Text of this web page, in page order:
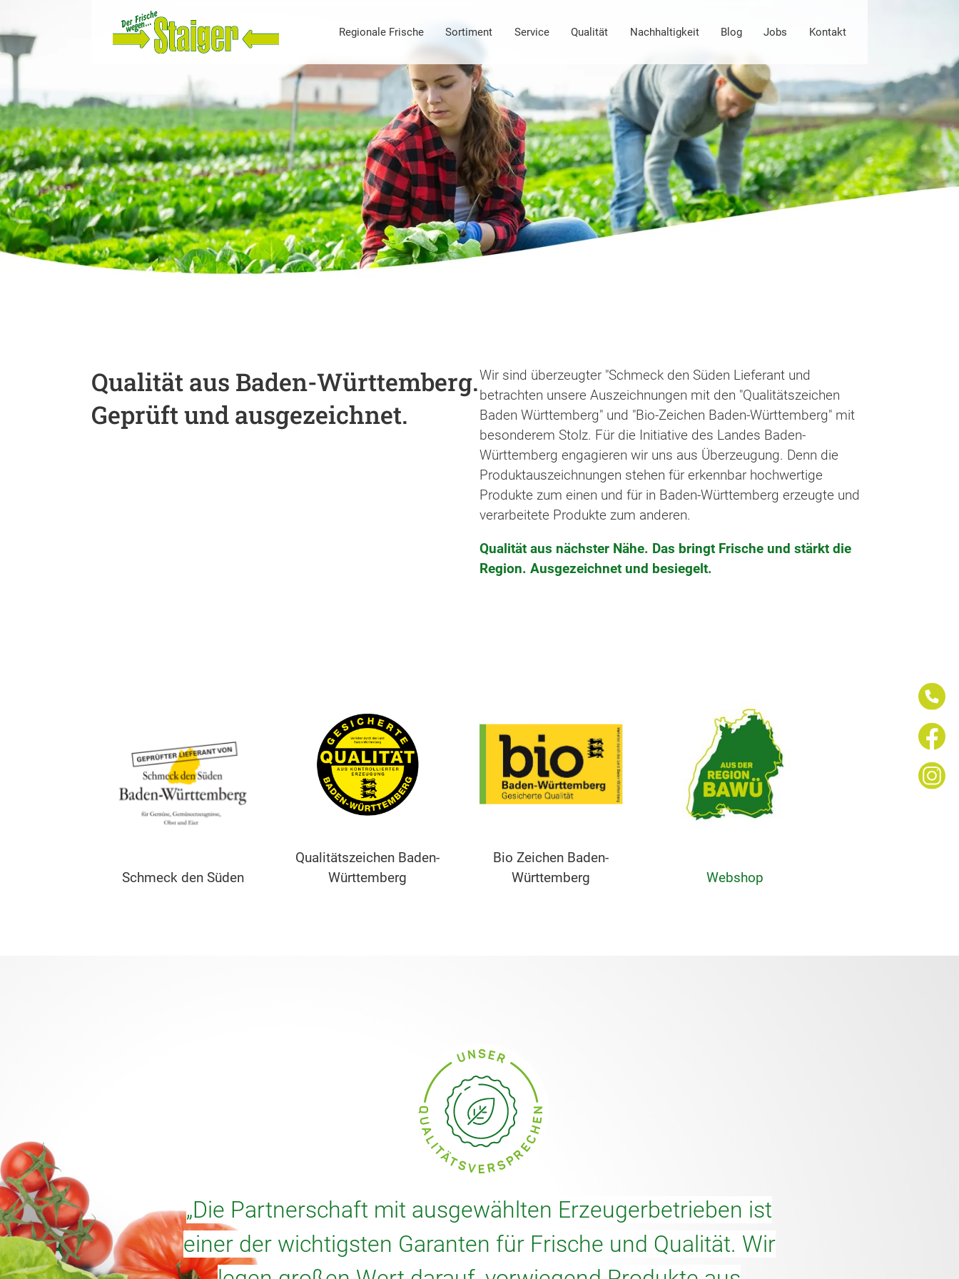
Regionale Frische Sortiment Service Qualität Nachhaltigkeit Blog Jobs Kontakt
Qualität aus Baden-Württemberg.
Geprüft und ausgezeichnet.
Wir sind überzeugter "Schmeck den Süden Lieferant und
betrachten unsere Auszeichnungen mit den "Qualitätszeichen
Baden Württemberg" und "Bio-Zeichen Baden-Württemberg" mit
besonderem Stolz. Für die Initiative des Landes Baden-
Württemberg engagieren wir uns aus Überzeugung. Denn die
Produktauszeichnungen stehen für erkennbar hochwertige
Produkte zum einen und für in Baden-Württemberg erzeugte und
verarbeitete Produkte zum anderen.
Qualität aus nächster Nähe. Das bringt Frische und stärkt die
Region. Ausgezeichnet und besiegelt.
Schmeck den Süden
Qualitätszeichen Baden-
Württemberg
Bio Zeichen Baden-
Württemberg
Webshop
„Die Partnerschaft mit ausgewählten Erzeugerbetrieben ist
einer der wichtigsten Garanten für Frische und Qualität. Wir